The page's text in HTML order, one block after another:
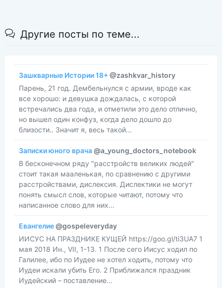
Другие посты по теме...
Зашкварные Истории 18+ @zashkvar_history
Парень, 21 год. Дембельнулся с армии, вроде как
все хорошо: и девушка дождалась, с которой
встречались два года, и отметили это дело отлично,
но вышел один конфуз, когда дело дошло до
близости.. Значит я, весь такой...
Записки юного врача@a_young_doctors_notebook
В бесконечном ряду "расстройств великих людей"
стоит такая мааленькая, по сравнению с другими
расстройствами, дислексия. Дислектики не могут
понять смысл слов, которые читают, потому что
написанное слово для них...
Евангелие@gospeleveryday
ИИСУС НА ПРАЗДНИКЕ КУЩЕЙ https://goo.gl/ti3UA7 1
мая 2018 Ин., VII, 1-13. 1 После сего Иисус ходил по
Галилее, ибо по Иудее не хотел ходить, потому что
Иудеи искали убить Его. 2 Приближался праздник
Иудейский – поставление...